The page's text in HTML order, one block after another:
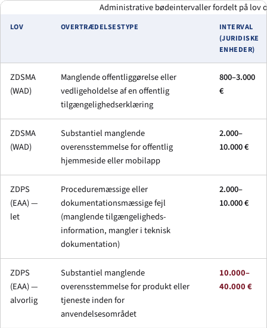
Administrative bødeintervaller fordelt på lov
LOV OVERTRÆDELSESTYPE
INTERVAL
(JURIDISKE
ENHEDER)
ZDSMA
(WAD)
Manglende offentliggørelse eller
vedligeholdelse af en offentlig
tilgængelighedserklæring
800–3.000
€
ZDSMA
(WAD)
Substantiel manglende
overensstemmelse for offentlig
hjemmeside eller mobilapp
2.000–
10.000 €
ZDPS
(EAA) —
let
Proceduremæssige eller
dokumentationsmæssige fejl
(manglende tilgængeligheds-
information, mangler i teknisk
dokumentation)
2.000–
10.000 €
ZDPS
(EAA) —
alvorlig
Substantiel manglende
overensstemmelse for produkt eller
tjeneste inden for
anvendelsesområdet
10.000–
40.000 €